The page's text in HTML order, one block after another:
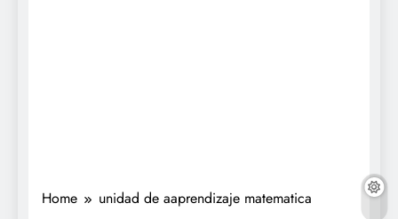
Home unidad de aaprendizaje matematica